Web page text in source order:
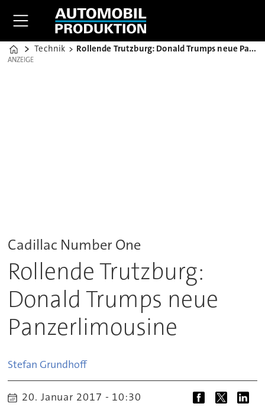
Home
Technik Rollende Trutzburg: Donald Trumps neue Panzerlimousine
ANZEIGE
ANZEIGE
Cadillac Number One
Rollende Trutzburg:
Donald Trumps neue
Panzerlimousine
Stefan Grundhoff
20. Januar 2017 - 10:30